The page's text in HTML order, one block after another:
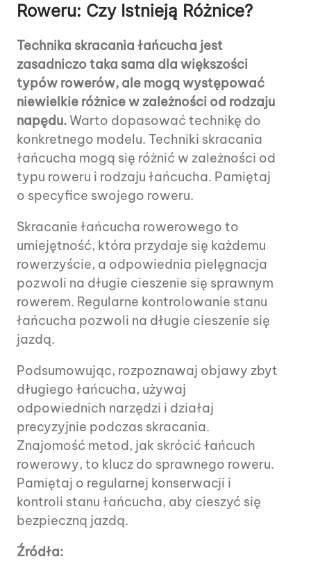
Roweru: Czy Istnieją Różnice?
Technika skracania łańcucha jest
zasadniczo taka sama dla większości
typów rowerów, ale mogą występować
niewielkie różnice w zależności od rodzaju
napędu. Warto dopasować technikę do
konkretnego modelu. Techniki skracania
łańcucha mogą się różnić w zależności od
typu roweru i rodzaju łańcucha. Pamiętaj
o specyfice swojego roweru.
Skracanie łańcucha rowerowego to
umiejętność, która przydaje się każdemu
rowerzyście, a odpowiednia pielęgnacja
pozwoli na długie cieszenie się sprawnym
rowerem. Regularne kontrolowanie stanu
łańcucha pozwoli na długie cieszenie się
jazdą.
Podsumowując, rozpoznawaj objawy zbyt
długiego łańcucha, używaj
odpowiednich narzędzi i działaj
precyzyjnie podczas skracania.
Znajomość metod, jak skrócić łańcuch
rowerowy, to klucz do sprawnego roweru.
Pamiętaj o regularnej konserwacji i
kontroli stanu łańcucha, aby cieszyć się
bezpieczną jazdą.
Źródła: